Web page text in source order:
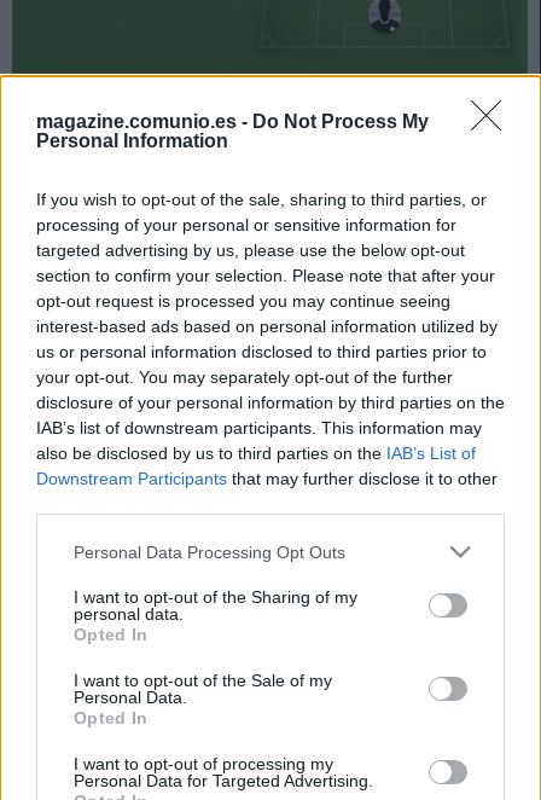
magazine.comunio.es - Do Not Process My
Personal Information
If you wish to opt-out of the sale, sharing to third parties, or
processing of your personal or sensitive information for
targeted advertising by us, please use the below opt-out
section to confirm your selection. Please note that after your
opt-out request is processed you may continue seeing
interest-based ads based on personal information utilized by
us or personal information disclosed to third parties prior to
your opt-out. You may separately opt-out of the further
disclosure of your personal information by third parties on the
IAB’s list of downstream participants. This information may
also be disclosed by us to third parties on the IAB’s List of
Downstream Participants that may further disclose it to other
Please note that this website/app uses one or more Google
not limited to your visit or usage behaviour. You may click to
grant or deny consent to Google and its third-party tags to
use your data for below specified purposes in below Google
consent section.
Personal Data Processing Opt Outs
I want to opt-out of the Sharing of my
personal data.
Opted In
I want to opt-out of the Sale of my
Personal Data.
Opted In
I want to opt-out of processing my
Personal Data for Targeted Advertising.
Levante y Real Sociedad se enfrentan el viernes 6 de
mayo a las 21:00 horas. ¿Quién jugará en los locales?
Real Sociedad.
Levante
Posible alineación : Dani Cárdenas – Miramón, Rubén
Vezo, Duarte, Róber Pier, Son – Campaña, Pepelu, Radoja
(Melero, Bardhi) – Dani Gómez (Roger), Morales.
Estos jugadores son baja: Mustafi (lesión muscular),
Clerc, De Frutos (pie), Soldado (lesión muscular).
Posibles cambios en el once : no se esperan muchos
en el centro del campo por Radoja. Roger podría
reaparecer, aunque como podría ser suplente.
¡A pujar! Cuatro ganadores de la jornada 34 de
Comunio
Estos cuatro futbolistas fueron
algunos de los ganadores de la